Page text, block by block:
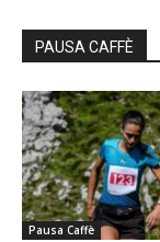
PAUSA CAFFÈ
Pausa Caffè